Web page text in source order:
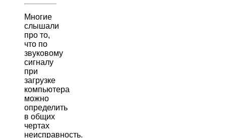
Многие
слышали
про то,
что по
звуковому
сигналу
при
загрузке
компьютера
можно
определить
в общих
чертах
неисправность.